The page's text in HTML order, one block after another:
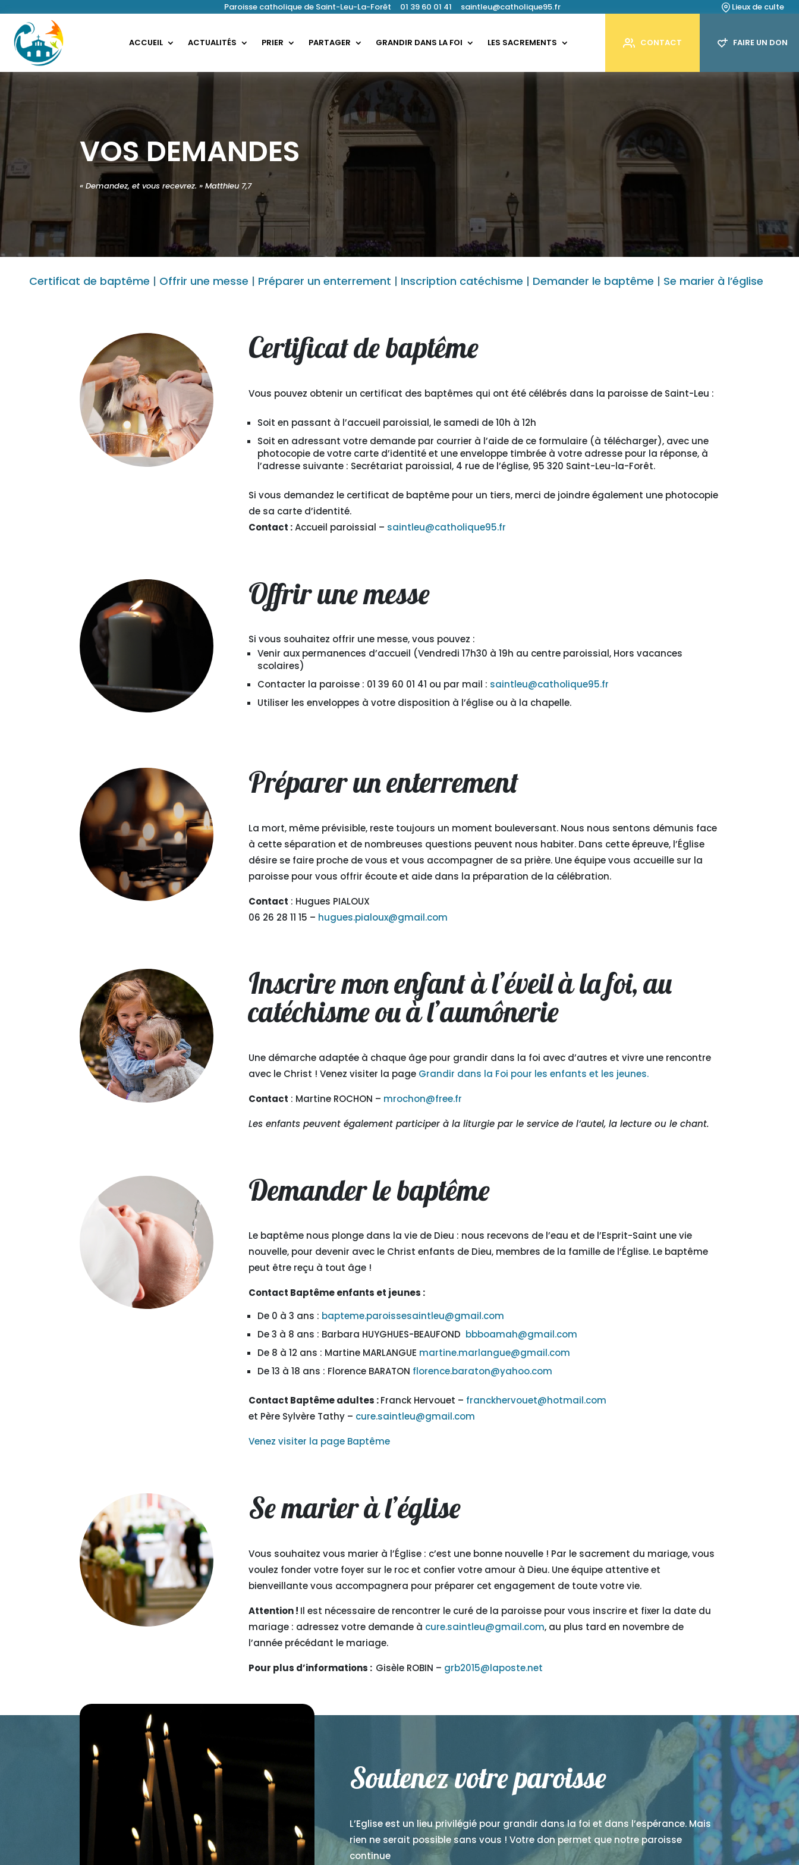
Paroisse catholique de Saint-Leu-La-Forêt 01 39 60 01 41 saintleu@catholique95.fr Lieux de culte
ACCUEIL ACTUALITÉS PRIER PARTAGER GRANDIR DANS LA FOI LES SACREMENTS CONTACT FAIRE UN DON
VOS DEMANDES
« Demandez, et vous recevrez. » Matthieu 7,7
Certificat de baptême | Offrir une messe | Préparer un enterrement | Inscription catéchisme | Demander le baptême | Se marier à l’église
Certificat de baptême
Vous pouvez obtenir un certificat des baptêmes qui ont été célébrés dans la paroisse de Saint-Leu :
Soit en passant à l’accueil paroissial, le samedi de 10h à 12h
Soit en adressant votre demande par courrier à l’aide de ce formulaire (à télécharger), avec une
photocopie de votre carte d’identité et une enveloppe timbrée à votre adresse pour la réponse, à
l’adresse suivante : Secrétariat paroissial, 4 rue de l’église, 95 320 Saint-Leu-la-Forêt.
Si vous demandez le certificat de baptême pour un tiers, merci de joindre également une photocopie
de sa carte d’identité.
Contact :Accueil paroissial – saintleu@catholique95.fr
Offrir une messe
Si vous souhaitez offrir une messe, vous pouvez :
Venir aux permanences d’accueil (Vendredi 17h30 à 19h au centre paroissial, Hors vacances
scolaires)
Contacter la paroisse : 01 39 60 01 41 ou par mail : saintleu@catholique95.fr
Utiliser les enveloppes à votre disposition à l’église ou à la chapelle.
Préparer un enterrement
La mort, même prévisible, reste toujours un moment bouleversant. Nous nous sentons démunis face
à cette séparation et de nombreuses questions peuvent nous habiter. Dans cette épreuve, l’Église
désire se faire proche de vous et vous accompagner de sa prière. Une équipe vous accueille sur la
paroisse pour vous offrir écoute et aide dans la préparation de la célébration.
Contact : Hugues PIALOUX
06 26 28 11 15 – hugues.pialoux@gmail.com
Inscrire mon enfant à l’éveil à la foi, au
catéchisme ou à l’aumônerie
Une démarche adaptée à chaque âge pour grandir dans la foi avec d’autres et vivre une rencontre
avec le Christ ! Venez visiter la page Grandir dans la Foi pour les enfants et les jeunes.
Contact : Martine ROCHON – mrochon@free.fr
Les enfants peuvent également participer à la liturgie par le service de l’autel, la lecture ou le chant.
Demander le baptême
Le baptême nous plonge dans la vie de Dieu : nous recevons de l’eau et de l’Esprit-Saint une vie
nouvelle, pour devenir avec le Christ enfants de Dieu, membres de la famille de l’Église. Le baptême
peut être reçu à tout âge !
Contact Baptême enfants et jeunes :
De 0 à 3 ans : bapteme.paroissesaintleu@gmail.com
De 3 à 8 ans : Barbara HUYGHUES-BEAUFOND bbboamah@gmail.com
De 8 à 12 ans : Martine MARLANGUE martine.marlangue@gmail.com
De 13 à 18 ans : Florence BARATON florence.baraton@yahoo.com
Contact Baptême adultes :Franck Hervouet – franckhervouet@hotmail.com
et Père Sylvère Tathy – cure.saintleu@gmail.com
Venez visiter la page Baptême
Se marier à l’église
Vous souhaitez vous marier à l’Église : c’est une bonne nouvelle ! Par le sacrement du mariage, vous
voulez fonder votre foyer sur le roc et confier votre amour à Dieu. Une équipe attentive et
bienveillante vous accompagnera pour préparer cet engagement de toute votre vie.
Attention ! Il est nécessaire de rencontrer le curé de la paroisse pour vous inscrire et fixer la date du
mariage : adressez votre demande à cure.saintleu@gmail.com, au plus tard en novembre de
l’année précédant le mariage.
Pour plus d’informations : Gisèle ROBIN – grb2015@laposte.net
Soutenez votre paroisse
L’Eglise est un lieu privilégié pour grandir dans la foi et dans l’espérance. Mais
rien ne serait possible sans vous ! Votre don permet que notre paroisse
continue